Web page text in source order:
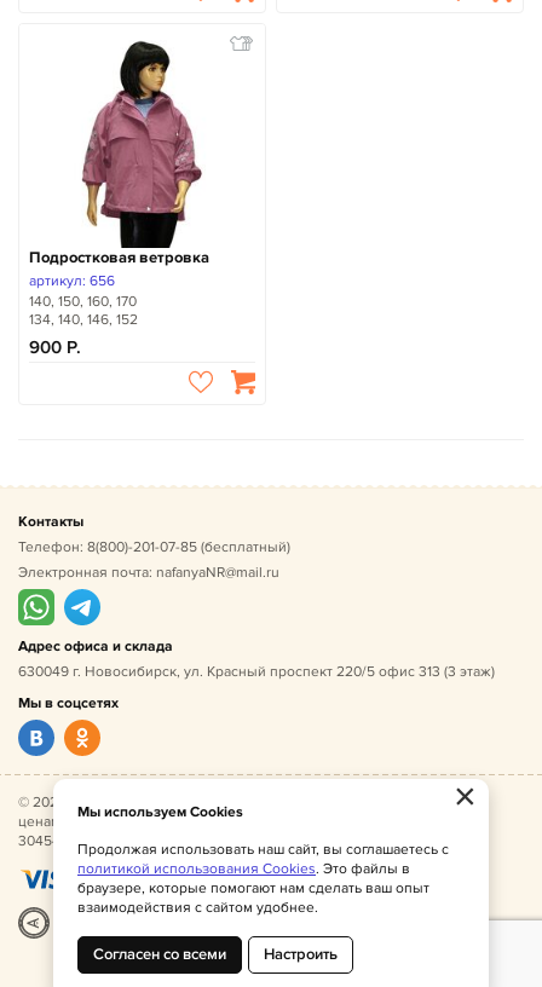
Подростковая ветровка
артикул: 656
140, 150, 160, 170
134, 140, 146, 152
900
Контакты
Телефон: 8(800)-201-07-85 (бесплатный)
Электронная почта: nafanyaNR@mail.ru
Адрес офиса и склада
630049 г. Новосибирск, ул. Красный проспект 220/5 офис 313 (3 этаж)
Мы в соцсетях
© 2026 Нафаня — оптовые поставки детской одежды по
ценам производителя. ИНН 541005493544, ОГРН
304541027500052.
×
Мы используем Cookies
Продолжая использовать наш сайт, вы соглашаетесь с
политикой использования Cookies. Это файлы в
браузере, которые помогают нам сделать ваш опыт
взаимодействия с сайтом удобнее.
Согласен со всеми Настроить